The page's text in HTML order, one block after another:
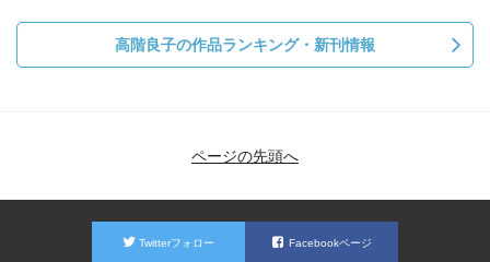
高階良子の作品ランキング・新刊情報
ページの先頭へ
Twitterフォロー Facebookページ